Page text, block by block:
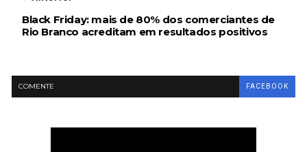
Black Friday: mais de 80% dos comerciantes de
Rio Branco acreditam em resultados positivos
COMENTE FACEBOOK